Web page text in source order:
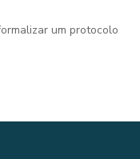
um protocolo